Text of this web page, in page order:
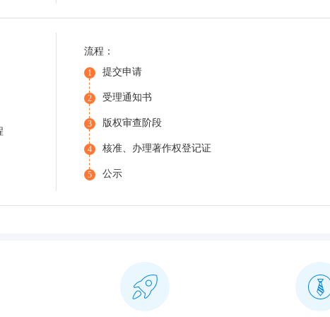
流程：
1 提交申请
2 受理通知书
3 版权审查阶段
4 核准、办理著作权登记证
5 公示